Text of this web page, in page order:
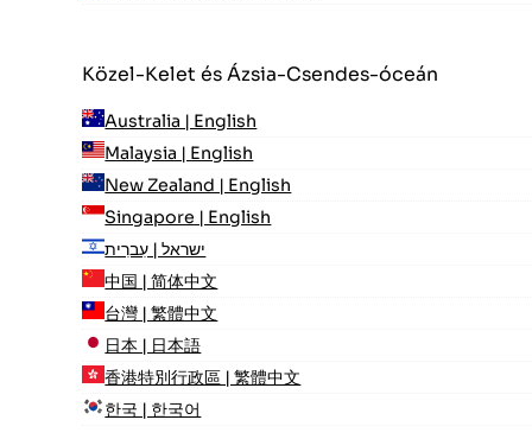
Közel-Kelet és Ázsia-Csendes-óceán
Australia | English
Malaysia | English
New Zealand | English
Singapore | English
ישראל | עִברִית
中国 | 简体中文
台灣 | 繁體中文
日本 | 日本語
香港特別行政區 | 繁體中文
한국 | 한국어